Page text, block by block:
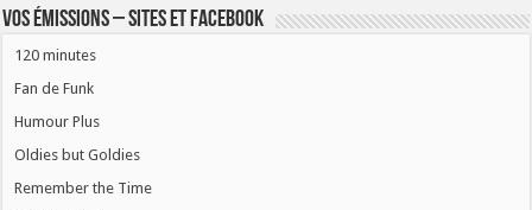
Vos émissions – Sites et Facebook
120 minutes
Fan de Funk
Humour Plus
Oldies but Goldies
Remember the Time